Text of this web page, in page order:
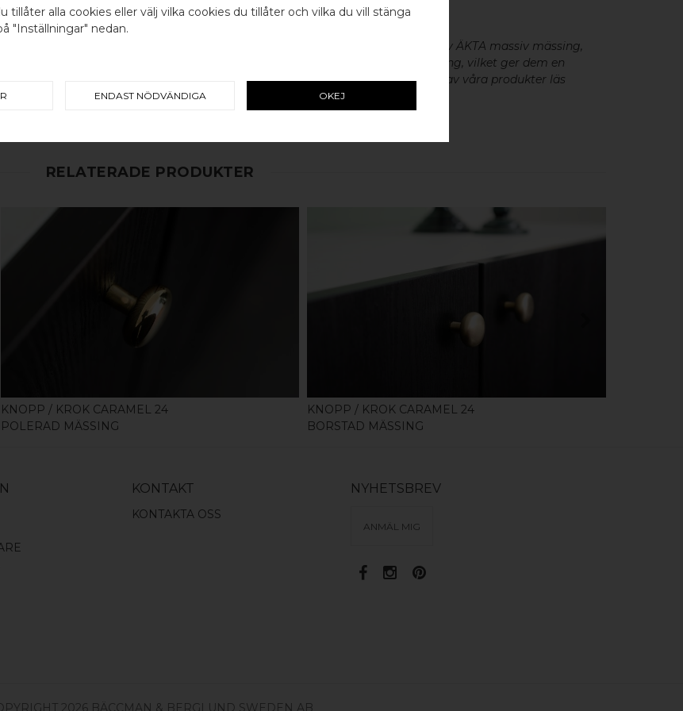
Välj land / Choose country
100% ÄKTA METALL - Alla våra beslag är tillverkade av ÄKTA massiv mässing,
koppar, rostfritt stål eller aluminium utan ytbehandling, vilket ger dem en
väldigt lång livslängd och vacker patina. För skötsel av våra produkter läs
merhär. Design av BB Sweden hardware.
RELATERADE PRODUKTER
KÖP
KNOPP / KROK CARAMEL 24
POLERAD MÄSSING
KNOPP / KROK CARAMEL 24
BORSTAD MÄSSING
KONTAKT
KONTAKTA OSS
NYHETSBREV
ANMÄL MIG
2026 BÄCCMAN & BERGLUND SWEDEN AB
tillåter alla cookies eller välj vilka cookies du tillåter och vilka du vill stänga
"Inställningar" nedan.
ENDAST NÖDVÄNDIGA OKEJ